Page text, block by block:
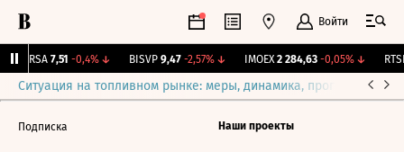
Войти
ARSA 7,51 -0,4%↓ BISVP 9,47 -2,57%↓ IMOEX 2 284,63 -0,05%↓ RTSI
Ситуация на топливном рынке: меры, динамика, прогнозы
Подписка Наши проекты